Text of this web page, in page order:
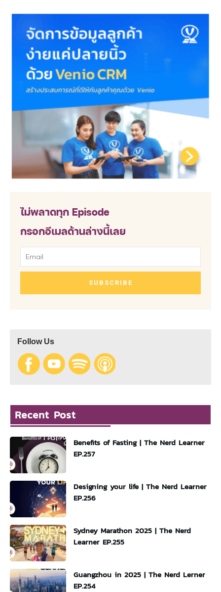
ไม่พลาดทุก Episode
กรอกอีเมลด้านล่างนี้เลย
SUBSCRIBE
Follow Us
Recent Post
Benefits of Fasting | The Nerd Learner
EP.257
Designing your life | The Nerd Learner
EP.256
Sydney Marathon 2025 | The Nerd
Learner EP.255
Guangzhou in 2025 | The Nerd Lerner
EP.254